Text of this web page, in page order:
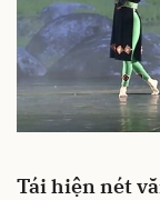
Tái hiện nét